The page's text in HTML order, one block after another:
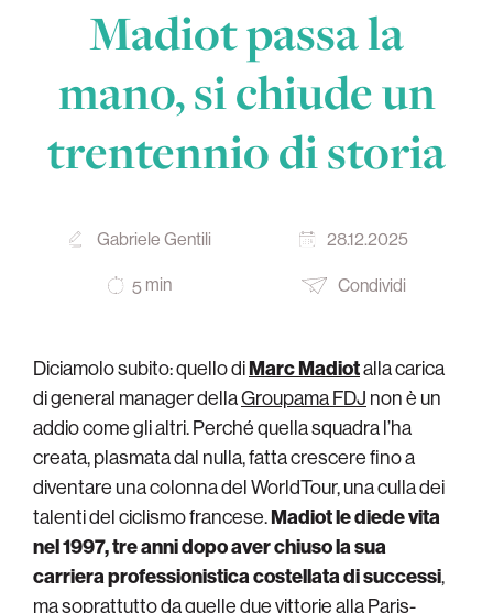
Madiot passa la
mano, si chiude un
trentennio di storia
Gabriele Gentili 28.12.2025
5 min Condividi
Diciamolo subito: quello diMarc Madiotalla carica
di general manager dellaGroupama FDJ non è un
addio come gli altri. Perché quella squadra l’ha
creata, plasmata dal nulla, fatta crescere fino a
diventare una colonna del WorldTour, una culla dei
talenti del ciclismo francese.Madiot le diede vita
nel 1997, tre anni dopo aver chiuso la sua
carriera professionistica costellata di successi,
ma soprattutto da quelle due vittorie alla Paris-